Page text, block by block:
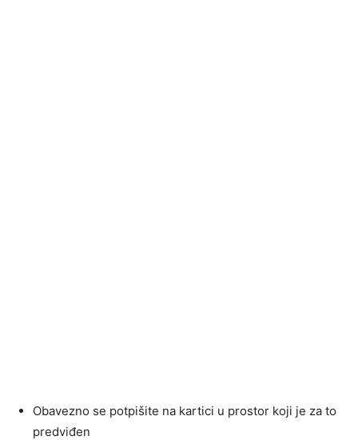
Obavezno se potpišite na kartici u prostor koji je za to
predviđen